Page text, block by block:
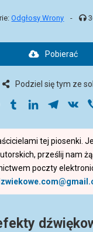
Odgłosy Wrony -
Pobierać
Podziel się tym ze
PinterestTumblrLinkedIn VK
tej piosenki.
prześlij nam
poczty